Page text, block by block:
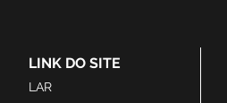
LINK DO SITE
LAR